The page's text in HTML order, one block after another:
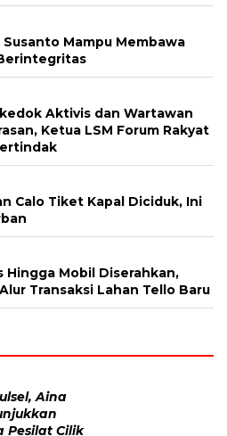
Mampu Membawa
Aktivis dan Wartawan
Ketua LSM Forum Rakyat
Calo Tiket Kapal Diciduk, Ini
Hingga Mobil Diserahkan,
Transaksi Lahan Tello Baru
Aina
Pesilat Cilik